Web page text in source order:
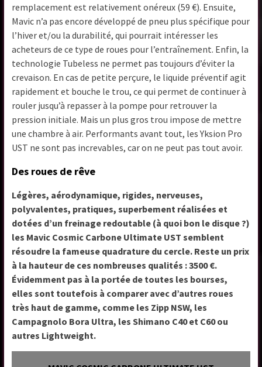
remplacement est relativement onéreux (59 €). Ensuite,
Mavic n’a pas encore développé de pneu plus spécifique pour
l’hiver et/ou la durabilité, qui pourrait intéresser les
acheteurs de ce type de roues pour l’entraînement. Enfin, la
technologie Tubeless ne permet pas toujours d’éviter la
crevaison. En cas de petite perçure, le liquide préventif agit
rapidement et bouche le trou, ce qui permet de continuer à
rouler jusqu’à repasser à la pompe pour retrouver la
pression initiale. Mais un plus gros trou impose de mettre
une chambre à air. Performants avant tout, les Yksion Pro
UST ne sont pas increvables, car on ne peut pas tout avoir.
Des roues de rêve
Légères, aérodynamique, rigides, nerveuses,
polyvalentes, pratiques, superbement réalisées et
dotées d’un freinage redoutable (à quoi bon le disque ?)
les Mavic Cosmic Carbone Ultimate UST semblent
résoudre la fameuse quadrature du cercle. Reste un prix
à la hauteur de ces nombreuses qualités : 3500 €.
Évidemment pas à la portée de toutes les bourses,
elles sont toutefois à comparer avec d’autres roues
très haut de gamme, comme les Zipp NSW, les
Campagnolo Bora Ultra, les Shimano C40 et C60 ou
autres Lightweight.